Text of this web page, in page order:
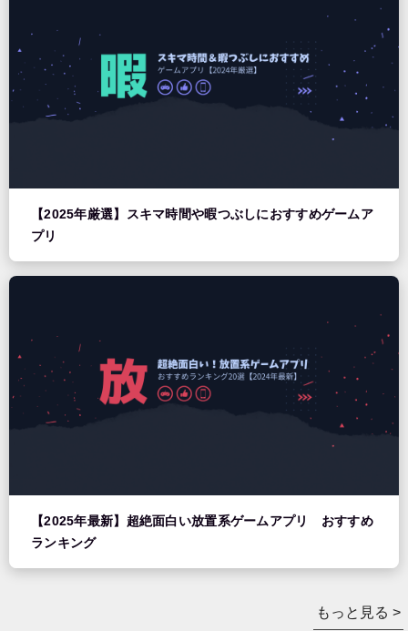
【2025年厳選】スキマ時間や暇つぶしにおすすめゲームア
プリ
【2025年最新】超絶面白い放置系ゲームアプリ おすすめ
ランキング
もっと見る >